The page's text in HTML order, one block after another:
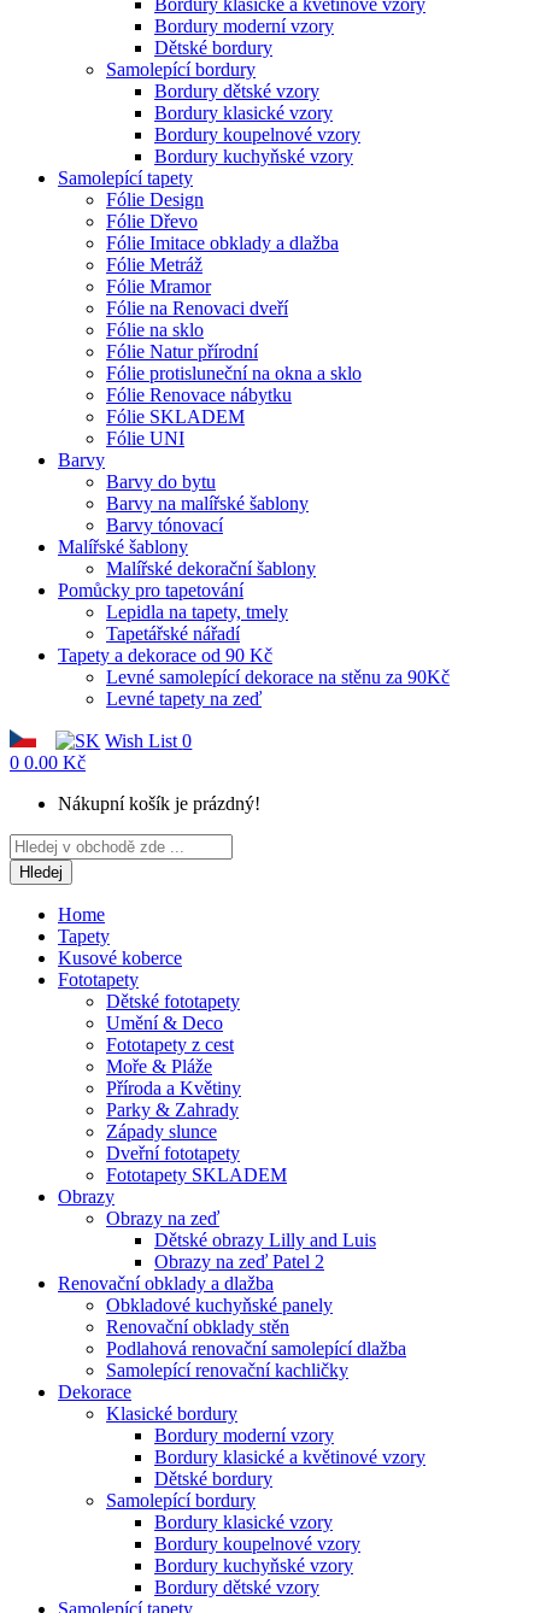
Bordury moderní vzory
Dětské bordury
Samolepící bordury
Bordury dětské vzory
Bordury klasické vzory
Bordury koupelnové vzory
Bordury kuchyňské vzory
Samolepící tapety
Fólie Design
Fólie Dřevo
Fólie Imitace obklady a dlažba
Fólie Metráž
Fólie Mramor
Fólie na Renovaci dveří
Fólie na sklo
Fólie Natur přírodní
Fólie protisluneční na okna a sklo
Fólie Renovace nábytku
Fólie SKLADEM
Fólie UNI
Barvy
Barvy do bytu
Barvy na malířské šablony
Barvy tónovací
Malířské šablony
Malířské dekorační šablony
Pomůcky pro tapetování
Lepidla na tapety, tmely
Tapetářské nářadí
Tapety a dekorace od 90 Kč
Levné samolepící dekorace na stěnu za 90Kč
Levné tapety na zeď
Wish List 0
0 0.00 Kč
Nákupní košík je prázdný!
Hledej
Home
Tapety
Kusové koberce
Fototapety
Dětské fototapety
Umění & Deco
Fototapety z cest
Moře & Pláže
Příroda a Květiny
Parky & Zahrady
Západy slunce
Dveřní fototapety
Fototapety SKLADEM
Obrazy
Obrazy na zeď
Dětské obrazy Lilly and Luis
Obrazy na zeď Patel 2
Renovační obklady a dlažba
Obkladové kuchyňské panely
Renovační obklady stěn
Podlahová renovační samolepící dlažba
Samolepící renovační kachličky
Dekorace
Klasické bordury
Bordury moderní vzory
Bordury klasické a květinové vzory
Dětské bordury
Samolepící bordury
Bordury klasické vzory
Bordury koupelnové vzory
Bordury kuchyňské vzory
Bordury dětské vzory
Samolepící tapety